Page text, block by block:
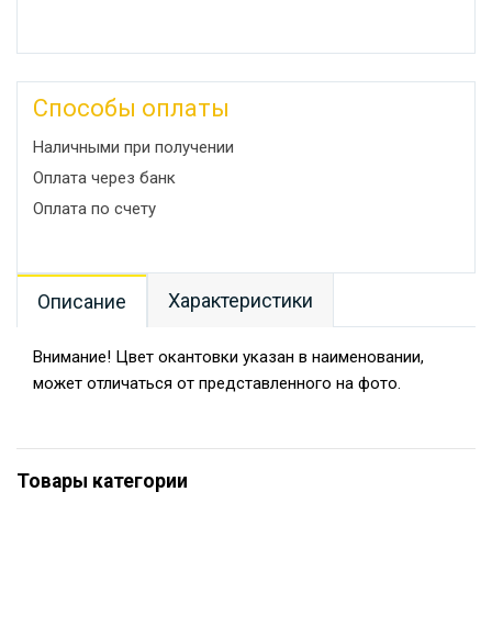
Способы оплаты
Наличными при получении
Оплата через банк
Оплата по счету
Описание Характеристики
Внимание! Цвет окантовки указан в наименовании,
может отличаться от представленного на фото.
Товары категории